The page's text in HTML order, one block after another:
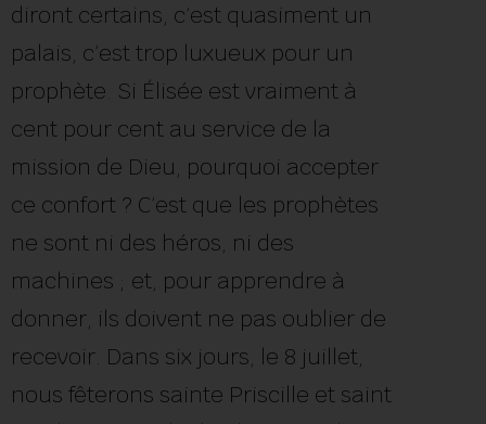
diront certains, c’est quasiment un
palais, c’est trop luxueux pour un
prophète. Si Élisée est vraiment à
cent pour cent au service de la
mission de Dieu, pourquoi accepter
ce confort ? C’est que les prophètes
ne sont ni des héros, ni des
machines ; et, pour apprendre à
donner, ils doivent ne pas oublier de
recevoir. Dans six jours, le 8 juillet,
nous fêterons sainte Priscille et saint